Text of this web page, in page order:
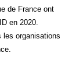
de France ont
en 2020.
les organisations